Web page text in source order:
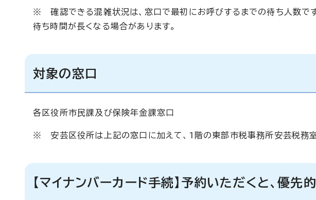
※ 確認できる混雑状況は、窓口で最初にお呼びするまでの待ち人数で
待ち時間が長くなる場合があります。
対象の窓口
各区役所市民課及び保険年金課窓口
※ 安芸区役所は上記の窓口に加えて、1階の東部市税事務所安芸税務室
【マイナンバーカード手続】予約いただくと、優先